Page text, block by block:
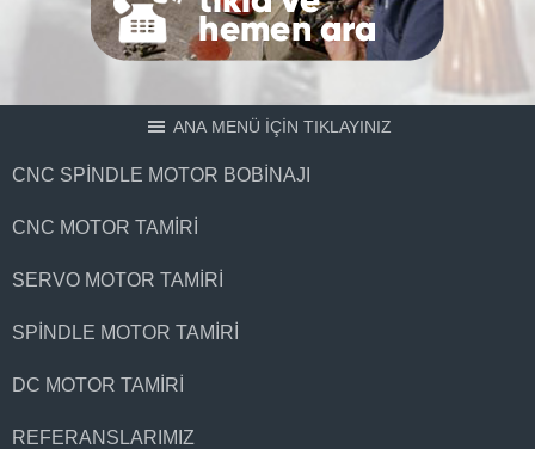
ANA MENÜ İÇİN TIKLAYINIZ
CNC SPINDLE MOTOR BOBINAJI
CNC MOTOR TAMIRI
SERVO MOTOR TAMIRI
SPINDLE MOTOR TAMIRI
DC MOTOR TAMIRI
REFERANSLARIMIZ